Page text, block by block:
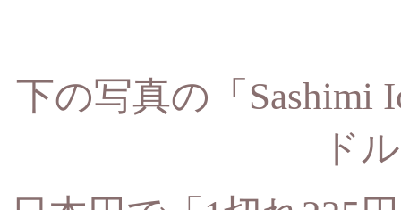
下の写真の「Sashimi
ド